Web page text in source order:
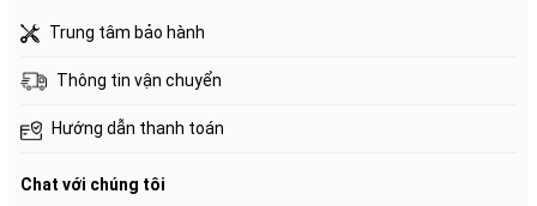
Trung tâm bảo hành
Thông tin vận chuyển
Hướng dẫn thanh toán
Chat với chúng tôi